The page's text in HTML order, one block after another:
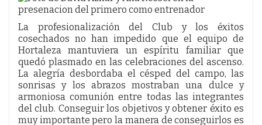
La profesionalización del Club y los éxitos
cosechados no han impedido que el equipo de
Hortaleza mantuviera un espíritu familiar que
quedó plasmado en las celebraciones del ascenso.
La alegría desbordaba el césped del campo, las
sonrisas y los abrazos mostraban una dulce y
armoniosa comunión entre todas las integrantes
del club. Conseguir los objetivos y obtener éxito es
muy importante pero la manera de conseguirlos es